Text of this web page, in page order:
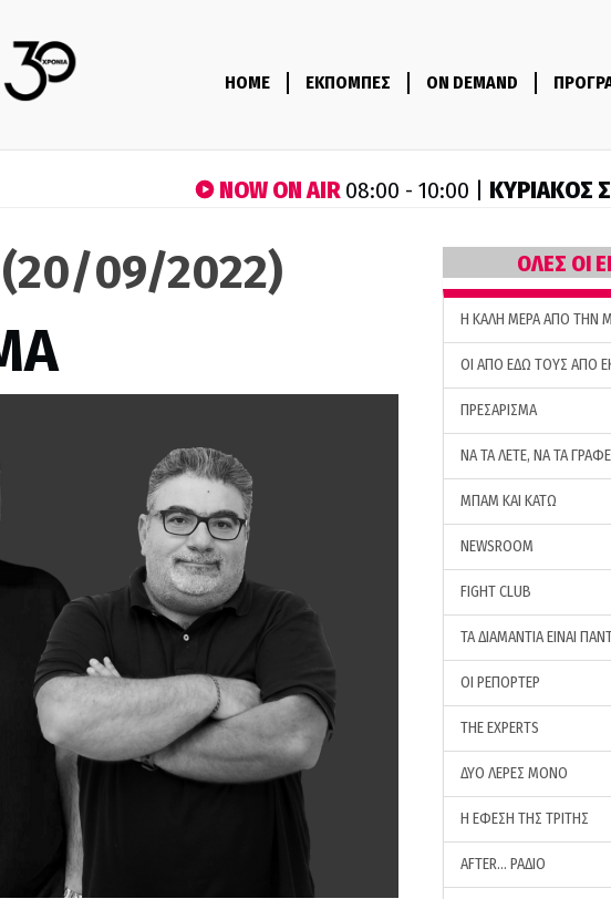
HOME ΕΚΠΟΜΠΕΣ ON DEMAND
NOW ON AIR08:00 - 10:00 | ΚΥΡΙΑΚΟΣ
09/2022) ΟΛΕΣ ΟΙ
H ΚΑΛΗ ΜΕΡΑ ΑΠΟ ΤΗΝ
ΟΙ ΑΠΟ ΕΔΩ ΤΟΥΣ ΑΠΟ
ΠΡΕΣΑΡΙΣΜΑ
ΝΑ ΤΑ ΛΕΤΕ, ΝΑ ΤΑ
ΜΠΑΜ ΚΑΙ ΚΑΤΩ
NEWSROOM
FIGHT CLUB
ΤΑ ΔΙΑΜΑΝΤΙΑ ΕΙΝΑΙ
ΟΙ ΡΕΠΟΡΤΕΡ
THE EXPERTS
ΔΥΟ ΛΕΡΕΣ ΜΟΝΟ
Η ΕΦΕΣΗ ΤΗΣ ΤΡΙΤΗΣ
AFTER… ΡΑΔΙΟ